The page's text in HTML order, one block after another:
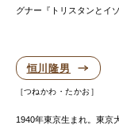
グナー『トリスタンとイ
恒川隆男
つねかわ・たかお
1940年東京生まれ。東京